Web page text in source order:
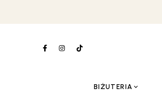
BIŻUTERIA